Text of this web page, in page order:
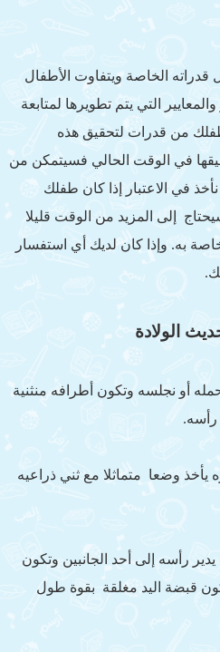
الخاصة ويتفاوت الأطفال
التي يتم تطويرها لمتابعة
من قدرات لتحقيق هذه
في الوقت الحالي فسيتمكن من
في الاعتبار إذا كان طفلك
إلى المزيد من الوقت قليلا
به. وإذا كان لديك أي استفسار
الولادة
أو نجلسه وتكون أطرافه منثنية
رأسه.
وضعا متماثلا مع ثني ذراعيه
رأسه إلى أحد الجانبين وتكون
قبضة اليد مغلقة بقوة طول